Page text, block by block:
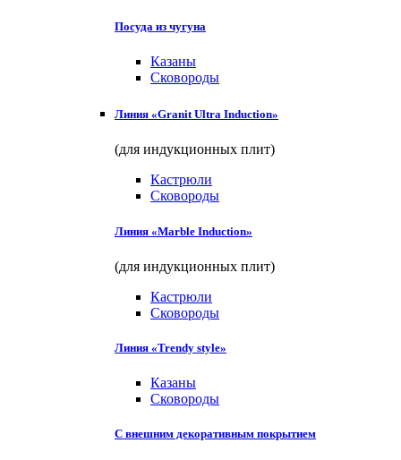
Посуда из чугуна
Казаны
Сковороды
Линия «Granit Ultra Induction»
(для индукционных плит)
Кастрюли
Сковороды
Линия «Marble Induction»
(для индукционных плит)
Кастрюли
Сковороды
Линия «Trendy style»
Казаны
Сковороды
С внешним декоративным покрытием